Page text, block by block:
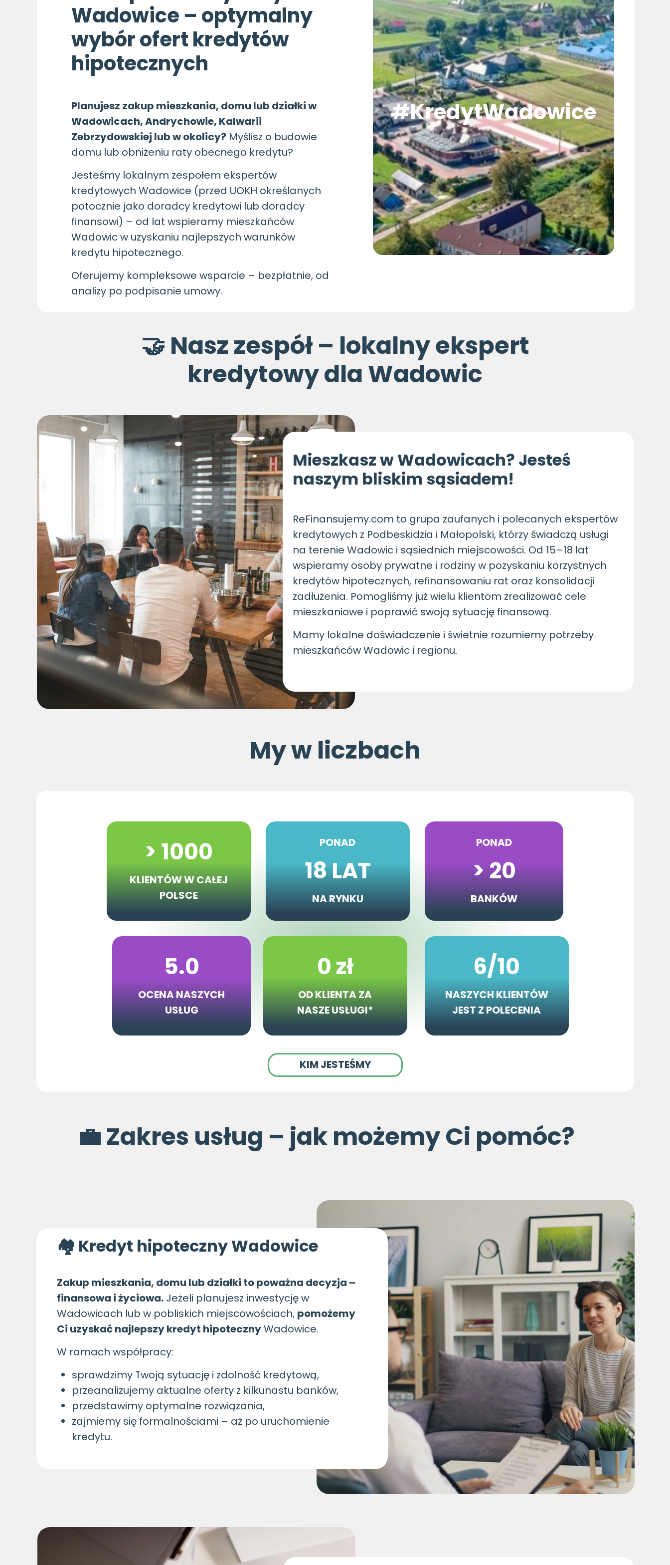
💼 Zakres usług – jak możemy Ci pomóc?
🏘 Kredyt hipoteczny Wadowice
Zakup mieszkania, domu lub działki to poważna decyzja –
finansowa i życiowa. Jeżeli planujesz inwestycję w
Wadowicach lub w pobliskich miejscowościach, pomożemy
Ci uzyskać najlepszy kredyt hipotecznyWadowice.
W ramach współpracy:
sprawdzimy Twoją sytuację i zdolność kredytową,
przeanalizujemy aktualne oferty z kilkunastu banków,
przedstawimy optymalne rozwiązania,
zajmiemy się formalnościami – aż po uruchomienie
kredytu.
KIM JESTEŚMY
5.0
OCENA NASZYCH
USŁUG
6/10
NASZYCH KLIENTÓW
JEST Z POLECENIA
0 zł
OD KLIENTA ZA
NASZE USŁUGI*
PONAD
> 20
BANKÓW
PONAD
18 LAT
NA RYNKU
> 1000
KLIENTÓWW CAŁEJ
POLSCE
My w liczbach
🤝 Nasz zespół – lokalny ekspert
kredytowy dla Wadowic
Mieszkasz w Wadowicach? Jesteś
naszym bliskim sąsiadem!
ReFinansujemy.com to grupa zaufanych i polecanych ekspertów
kredytowych z Podbeskidzia i Małopolski, którzy świadczą usługi
na terenie Wadowic i sąsiednich miejscowości. Od 15–18 lat
wspieramy osoby prywatne i rodziny w pozyskaniu korzystnych
kredytów hipotecznych, refinansowaniu rat oraz konsolidacji
zadłużenia. Pomogliśmy już wielu klientom zrealizować cele
mieszkaniowe i poprawić swoją sytuację finansową.
Mamy lokalne doświadczenie i świetnie rozumiemy potrzeby
mieszkańców Wadowic i regionu.
Wadowice – optymalny
wybór ofert kredytów
hipotecznych
Planujesz zakup mieszkania, domu lub działki w
Wadowicach, Andrychowie, Kalwarii
Zebrzydowskiej lub w okolicy? Myślisz o budowie
domu lub obniżeniu raty obecnego kredytu?
Jesteśmy lokalnym zespołem ekspertów
kredytowych Wadowice (przed UOKH określanych
potocznie jako doradcy kredytowi lub doradcy
finansowi) – od lat wspieramy mieszkańców
Wadowic w uzyskaniu najlepszych warunków
kredytu hipotecznego.
Oferujemy kompleksowe wsparcie – bezpłatnie, od
analizy po podpisanie umowy.
#KredytWadowice